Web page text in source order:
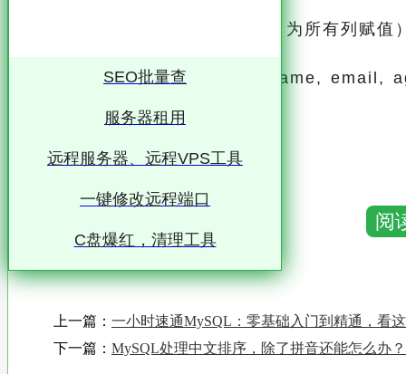
-- 示例 1：插入一条完整记录（为所有列赋值
INSERT INTO users (username, email,
-- 示例 2：插入多条记录
INSERT INTO users (username, email,
('alice', 'alice@example.com', 30),
阅
上一篇： 一小时速通MySQL：零基础入门到精通，看
下一篇： MySQL处理中文排序，除了拼音还能怎么办
SEO批量查
服务器租用
远程服务器、远程VPS工具
一键修改远程端口
C盘爆红，清理工具